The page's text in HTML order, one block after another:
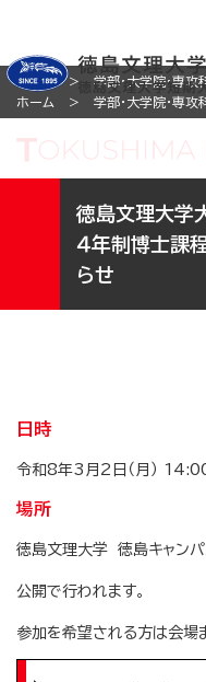
ホーム 学部・大学院・専攻
ホーム
学部・大学院・専攻
徳島文理大学
４年制博士課
らせ
日時
令和8年3月2日（月）
場所
徳島文理大学 徳島キャンパ
公開で行われます。
参加を希望される方は会場